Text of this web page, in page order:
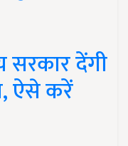
सरकार देंगी
ऐसे करें